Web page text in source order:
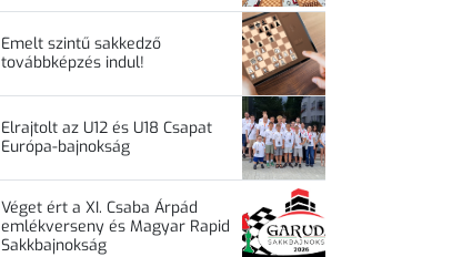
Emelt szintű sakkedző
továbbképzés indul!
Elrajtolt az U12 és U18 Csapat
Európa-bajnokság
Véget ért a XI. Csaba Árpád
emlékverseny és Magyar Rapid
Sakkbajnokság